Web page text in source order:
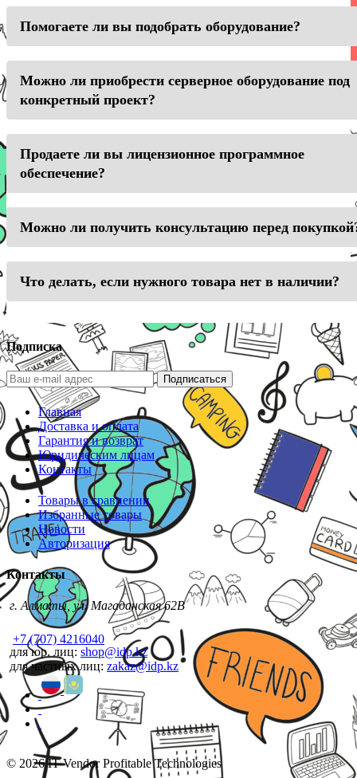
Помогаете ли вы подобрать оборудование?
Можно ли приобрести серверное оборудование под
конкретный проект?
Продаете ли вы лицензионное программное
обеспечение?
Можно ли получить консультацию перед
Что делать, если нужного товара нет в наличии?
Подписка
Подписаться
Главная
Доставка и оплата
Гарантия и возврат
Юридическим лицам
Контакты
Товары в сравнении
Избранные товары
Новости
Авторизация
Контакты
г. Алматы, ул. Магаданская 62В
+7 (707) 4216040
для юр. лиц: shop@idp.kz
для частных лиц: zakaz@idp.kz
© 2026 IT Vendor Profitable Technologies